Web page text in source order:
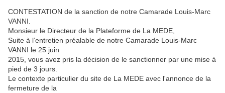
CONTESTATION de la sanction de notre Camarade Louis-Marc
VANNI.
Monsieur le Directeur de la Plateforme de La MEDE,
Suite à l’entretien préalable de notre Camarade Louis-Marc
VANNI le 25 juin
2015, vous avez pris la décision de le sanctionner par une mise à
pied de 3 jours.
Le contexte particulier du site de La MEDE avec l'annonce de la
fermeture de la